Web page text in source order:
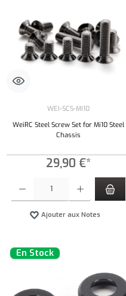
WEI-SCS-MI10
WeiRC Steel Screw Set for Mi10 Steel
Chassis
29,90 €*
Ajouter aux Notes
En Stock